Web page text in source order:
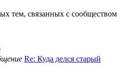
тем, связанных с сообществом
Re: Куда делся старый